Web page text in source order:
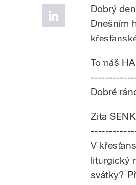
Dobrý
Dnešním
Tomáš
Dobré
Zita
V
liturgický
svátky?